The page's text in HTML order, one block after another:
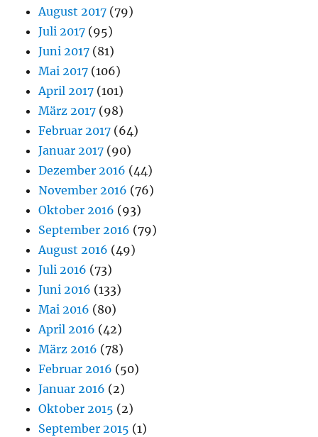
August 2017 (79)
Juli 2017 (95)
Juni 2017 (81)
Mai 2017 (106)
April 2017 (101)
März 2017 (98)
Februar 2017 (64)
Januar 2017 (90)
Dezember 2016 (44)
November 2016 (76)
Oktober 2016 (93)
September 2016 (79)
August 2016 (49)
Juli 2016 (73)
Juni 2016 (133)
Mai 2016 (80)
April 2016 (42)
März 2016 (78)
Februar 2016 (50)
Januar 2016 (2)
Oktober 2015 (2)
September 2015 (1)